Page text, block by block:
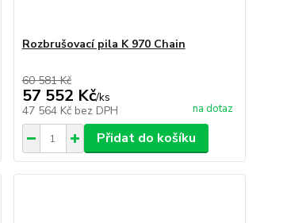
Rozbrušovací pila K 970 Chain
60 581 Kč
57 552 Kč/ks
47 564 Kč bez DPH na dotaz
Přidat do košíku